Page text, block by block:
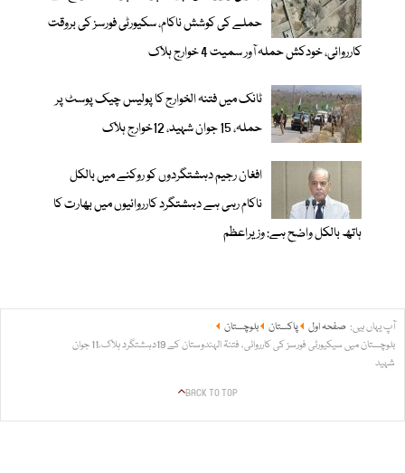
حملے کی کوشش ناکام، سکیورٹی فورسز کی بروقت
کارروائی، خودکش حملہ آور سمیت 4 خوارج ہلاک
ٹانک میں فتنہ الخوارج کا پولیس چیک پوسٹ پر
حملہ، 15 جوان شہید، 12خوارج ہلاک
افغان رجیم دہشتگردوں کو روکنے میں بالکل
ناکام رہی ہے دہشتگرد کارروائیوں میں بھارت کا
ہاتھ بالکل واضح ہے: وزیراعظم
آپ یہاں ہیں: صفحہ اول پاکستان
بلوچستان
بلوچستان میں سیکیورٹی فورسز کی کارروائی، فتنۃ الہندوستان کے 19دہشتگرد ہلاک،11 جوان
شہید
BACK TO TOP